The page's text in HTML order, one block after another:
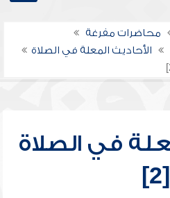
محاضرات مفرغة
الأحاديث المعلة في الصلاة
في الصلاة
[2]